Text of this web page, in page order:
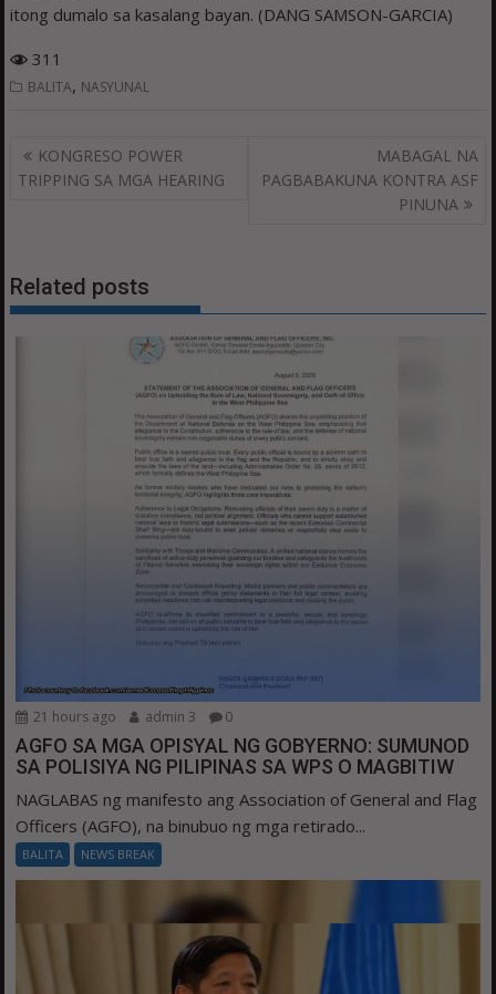
itong dumalo sa kasalang bayan. (DANG SAMSON-GARCIA)
311
BALITA, NASYUNAL
Post
navigation
KONGRESO POWER
TRIPPING SA MGA HEARING
MABAGAL NA
PAGBABAKUNA KONTRA ASF
PINUNA
Related posts
21 hours ago admin 3 0
AGFO SA MGA OPISYAL NG GOBYERNO: SUMUNOD
SA POLISIYA NG PILIPINAS SA WPS O MAGBITIW
NAGLABAS ng manifesto ang Association of General and Flag
Officers (AGFO), na binubuo ng mga retirado...
BALITA NEWS BREAK